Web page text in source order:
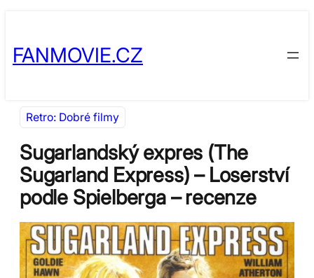
obsah
content
FANMOVIE.CZ
Retro: Dobré filmy
Sugarlandský expres (The
Sugarland Express) – Loserství
podle Spielberga – recenze